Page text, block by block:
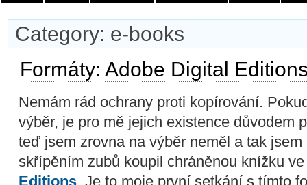
Category: e-books
Formáty: Adobe Digital
Nemám rád ochrany proti kopírování.
výběr, je pro mě jejich existence důvodem
teď jsem zrovna na výběr neměl a tak
skřípěním zubů koupil chráněnou knížku
Editions. Je to moje první setkání s tímto